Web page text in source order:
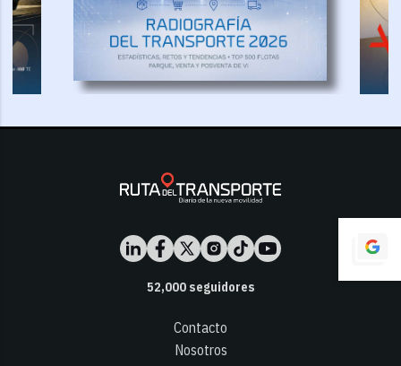
52,000seguidores
Contacto
Nosotros